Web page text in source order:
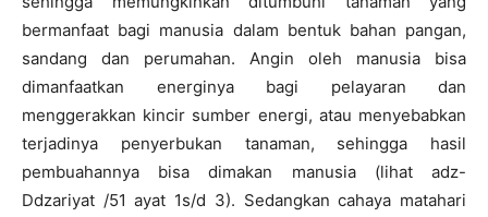
bermanfaat bagi manusia dalam bentuk bahan pangan,
sandang dan perumahan. Angin oleh manusia bisa
dimanfaatkan energinya bagi pelayaran dan
menggerakkan kincir sumber energi, atau menyebabkan
terjadinya penyerbukan tanaman, sehingga hasil
pembuahannya bisa dimakan manusia (lihat adz-
Ddzariyat /51 ayat 1s/d 3). Sedangkan cahaya matahari